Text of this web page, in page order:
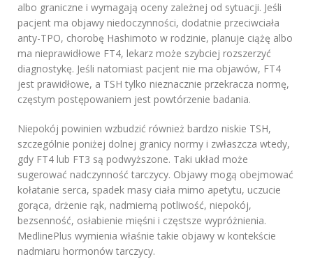
albo graniczne i wymagają oceny zależnej od sytuacji. Jeśli
pacjent ma objawy niedoczynności, dodatnie przeciwciała
anty-TPO, chorobę Hashimoto w rodzinie, planuje ciążę albo
ma nieprawidłowe FT4, lekarz może szybciej rozszerzyć
diagnostykę. Jeśli natomiast pacjent nie ma objawów, FT4
jest prawidłowe, a TSH tylko nieznacznie przekracza normę,
częstym postępowaniem jest powtórzenie badania.
Niepokój powinien wzbudzić również bardzo niskie TSH,
szczególnie poniżej dolnej granicy normy i zwłaszcza wtedy,
gdy FT4 lub FT3 są podwyższone. Taki układ może
sugerować nadczynność tarczycy. Objawy mogą obejmować
kołatanie serca, spadek masy ciała mimo apetytu, uczucie
gorąca, drżenie rąk, nadmierną potliwość, niepokój,
bezsenność, osłabienie mięśni i częstsze wypróżnienia.
MedlinePlus wymienia właśnie takie objawy w kontekście
nadmiaru hormonów tarczycy.